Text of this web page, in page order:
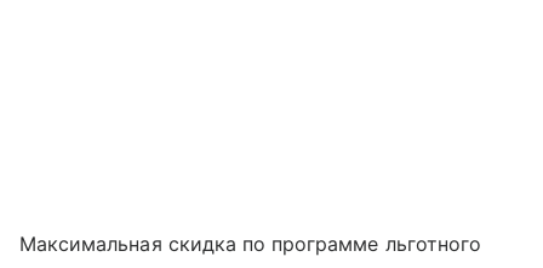
Максимальная скидка по программе льготного